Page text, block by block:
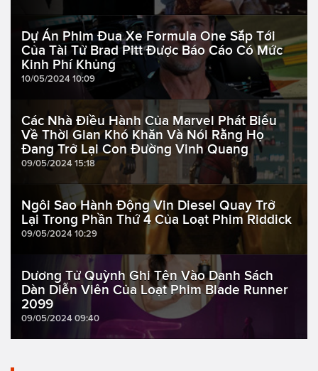
Dự Án Phim Đua Xe Formula One Sắp Tới
Của Tài Tử Brad Pitt Được Báo Cáo Có Mức
Kinh Phí Khủng
10/05/2024 10:09
Các Nhà Điều Hành Của Marvel Phát Biểu
Về Thời Gian Khó Khăn Và Nói Rằng Họ
Đang Trở Lại Con Đường Vinh Quang
09/05/2024 15:18
Ngôi Sao Hành Động Vin Diesel Quay Trở
Lại Trong Phần Thứ 4 Của Loạt Phim Riddick
09/05/2024 10:29
Dương Tử Quỳnh Ghi Tên Vào Danh Sách
Dàn Diễn Viên Của Loạt Phim Blade Runner
2099
09/05/2024 09:40